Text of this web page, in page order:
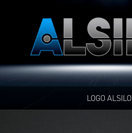
LOGO ALSILO